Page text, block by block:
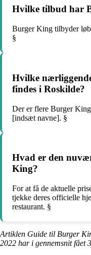
Hvilke tilbud har
Burger King tilbyder
§
Hvilke
findes i Roskilde?
Der er flere Burger
[indsæt navne]. §
Hvad er den
King?
For at få de aktuelle
tjekke deres officielle
restaurant. §
Artiklen Guide til Burger
2022 har i gennemsnit fået